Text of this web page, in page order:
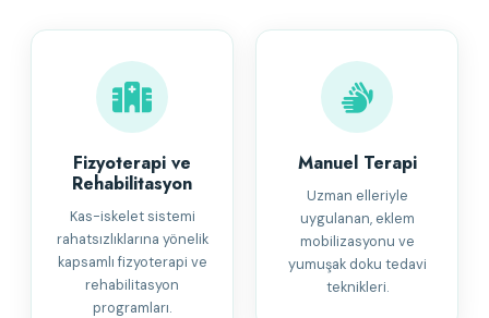
Fizyoterapi ve
Rehabilitasyon
Kas-iskelet sistemi
rahatsızlıklarına yönelik
kapsamlı fizyoterapi ve
rehabilitasyon
programları.
Manuel Terapi
Uzman elleriyle
uygulanan, eklem
mobilizasyonu ve
yumuşak doku tedavi
teknikleri.